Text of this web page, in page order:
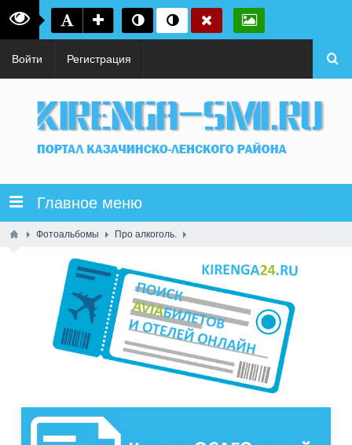
Войти Регистрация
Главное меню
Фотоальбомы Про алкоголь.